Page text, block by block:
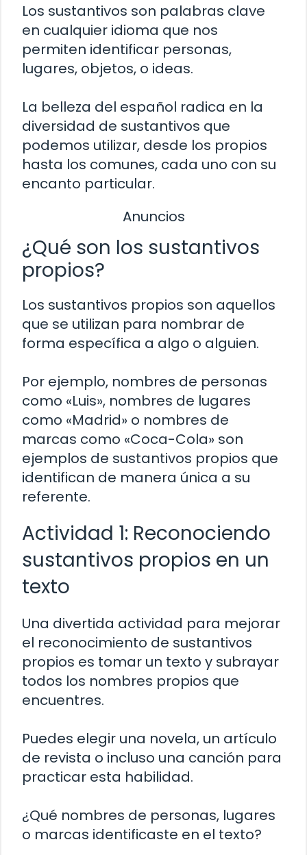
Los sustantivos son palabras clave
en cualquier idioma que nos
permiten identificar personas,
lugares, objetos, o ideas.
La belleza del español radica en la
diversidad de sustantivos que
podemos utilizar, desde los propios
hasta los comunes, cada uno con su
encanto particular.
Anuncios
¿Qué son los sustantivos
propios?
Los sustantivos propios son aquellos
que se utilizan para nombrar de
forma específica a algo o alguien.
Por ejemplo, nombres de personas
como «Luis», nombres de lugares
como «Madrid» o nombres de
marcas como «Coca-Cola» son
ejemplos de sustantivos propios que
identifican de manera única a su
referente.
Actividad 1: Reconociendo
sustantivos propios en un
texto
Una divertida actividad para mejorar
el reconocimiento de sustantivos
propios es tomar un texto y subrayar
todos los nombres propios que
encuentres.
Puedes elegir una novela, un artículo
de revista o incluso una canción para
practicar esta habilidad.
¿Qué nombres de personas, lugares
o marcas identificaste en el texto?